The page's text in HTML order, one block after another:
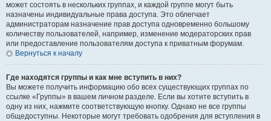
может состоять в нескольких группах, и каждой группе могут быть
назначены индивидуальные права доступа. Это облегчает
администраторам назначение прав доступа одновременно большому
количеству пользователей, например, изменение модераторских прав
или предоставление пользователям доступа к приватным форумам.
Вернуться к началу
Где находятся группы и как мне вступить в них?
Вы можете получить информацию обо всех существующих группах по
ссылке «Группы» в вашем личном разделе. Если вы хотите вступить в
одну из них, нажмите соответствующую кнопку. Однако не все группы
общедоступны. Некоторые могут требовать одобрения для вступления в